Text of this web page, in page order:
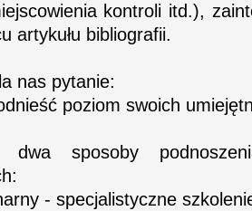
kontroli itd.),
artykułu bibliografii.
nas pytanie:
poziom swoich
dwa sposoby
- specjalistyczne